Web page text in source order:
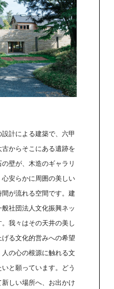
設計による建築で、六甲
からそこにある遺跡を
壁が、木造のギャラリ
安らかに周囲の美しい
が流れる空間です。建
社団法人文化振興ネッ
我々はその天井の美し
る文化的営みへの希望
の心の根源に触れる文
と願っています。どう
しい場所へ、お出かけ